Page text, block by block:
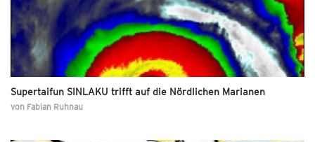
Supertaifun SINLAKU trifft auf die Nördlichen Marianen
von Fabian Ruhnau